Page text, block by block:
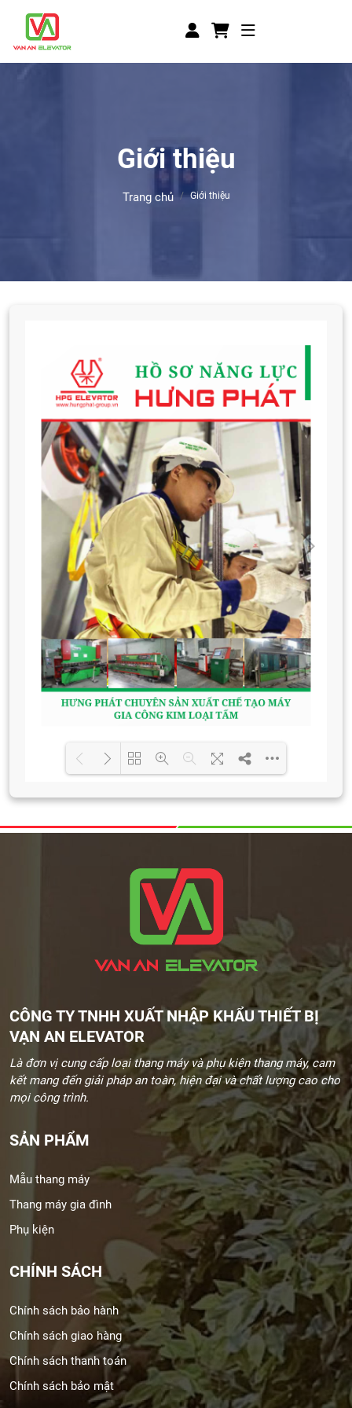
Giới thiệu
Trang chủ Giới thiệu
CÔNG TY TNHH XUẤT NHẬP KHẨU THIẾT BỊ
VẠN AN ELEVATOR
Là đơn vị cung cấp loại thang máy và phụ kiện thang máy, cam
kết mang đến giải pháp an toàn, hiện đại và chất lượng cao cho
mọi công trình.
SẢN PHẨM
Mẫu thang máy
Thang máy gia đình
Phụ kiện
CHÍNH SÁCH
Chính sách bảo hành
Chính sách giao hàng
Chính sách thanh toán
Chính sách bảo mật